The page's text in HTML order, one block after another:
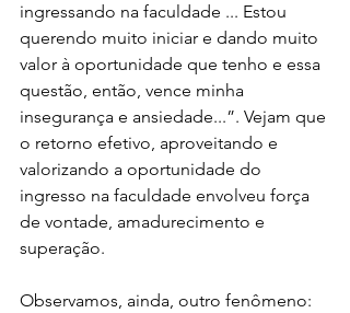
ingressando na faculdade ... Estou
querendo muito iniciar e dando muito
valor à oportunidade que tenho e essa
questão, então, vence minha
insegurança e ansiedade...”. Vejam que
o retorno efetivo, aproveitando e
valorizando a oportunidade do
ingresso na faculdade envolveu força
de vontade, amadurecimento e
superação.
Observamos, ainda, outro fenômeno: